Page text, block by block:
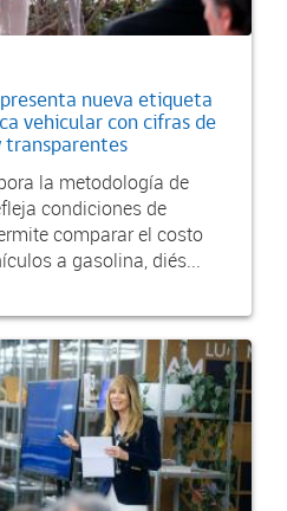
nueva etiqueta
vehicular con cifras de
transparentes
la metodología de
condiciones de
comparar el costo
a gasolina, diés...